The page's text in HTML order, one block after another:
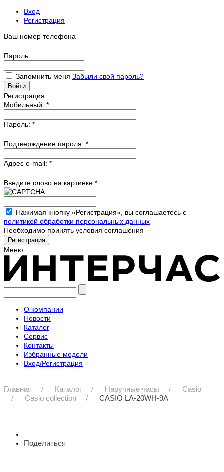
Вход
Регистрация
Ваш номер телефона
Пароль:
Запомнить меня Забыли свой пароль?
Регистрация
Мобильный: *
Пароль: *
Подтверждение пароля: *
Адрес e-mail: *
Введите слово на картинке:*
Нажимая кнопку «Регистрация», вы соглашаетесь с
политикой обработки персональных данных
Необходимо принять условия соглашения
Меню
О компании
Новости
Каталог
Сервис
Контакты
Избранные модели
Вход/Регистрация
Главная Каталог Наручные часы
Casio
Casio collection
CASIO LA-20WH-9A
Поделиться